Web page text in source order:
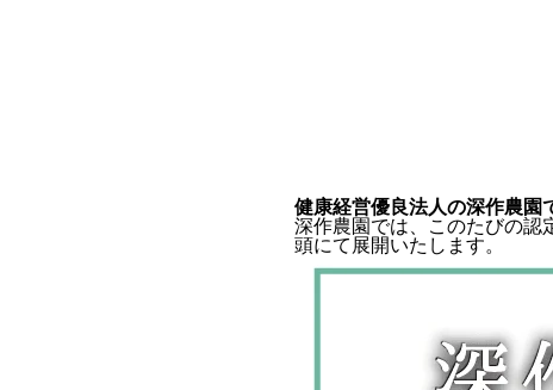
健康経営優良法人の深作農園
深作農園では、このたびの認
頭にて展開いたします。